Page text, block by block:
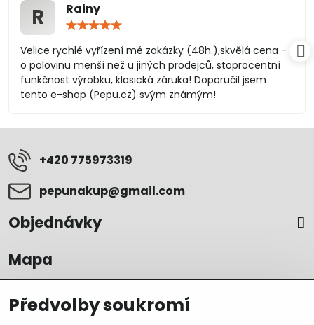
R Rainy
/
5
Velice rychlé vyřízení mé zakázky (48h.),skvělá cena -
o polovinu menší než u jiných prodejců, stoprocentní
funkčnost výrobku, klasická záruka! Doporučil jsem
tento e-shop (Pepu.cz) svým známým!
+420 775973319
pepunakup​@gmail​.com
Objednávky
Mapa
Předvolby soukromí